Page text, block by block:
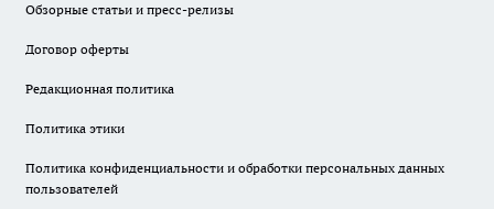
Обзорные статьи и пресс-релизы
Договор оферты
Редакционная политика
Политика этики
Политика конфиденциальности и обработки персональных данных
пользователей